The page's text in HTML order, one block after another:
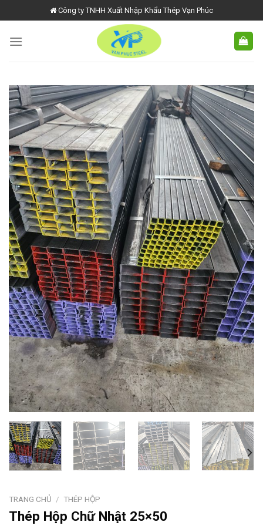
to
content
Công ty TNHH Xuất Nhập Khẩu Thép Vạn Phúc
TRANG CHỦ / THÉP HỘP
Thép Hộp Chữ Nhật 25×50